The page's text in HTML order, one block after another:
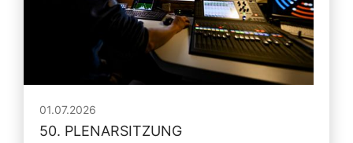
01.07.2026
50. PLENARSITZUNG